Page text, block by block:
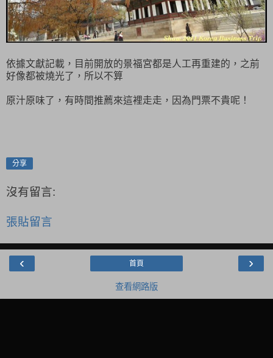
依據文獻記載，目前開放的景福宮都是人工再重建的，之前
好像都被燒光了，所以不算
原汁原味了，有時間推薦來這裡走走，因為門票不貴呢！
分享
沒有留言:
張貼留言
‹ ›
首頁
查看網路版